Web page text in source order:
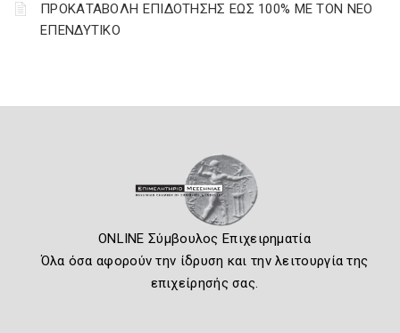
ΠΡΟΚΑΤΑΒΟΛΗ ΕΠΙΔΟΤΗΣΗΣ ΕΩΣ 100% ΜΕ ΤΟΝ ΝΕΟ
ΕΠΕΝΔΥΤΙΚΟ
ONLINE Σύμβουλος Επιχειρηματία
Όλα όσα αφορούν την ίδρυση και την λειτουργία της
επιχείρησής σας.